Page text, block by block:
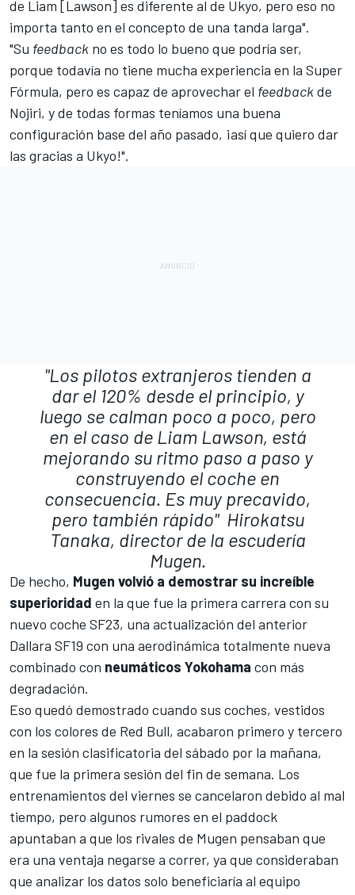
de Liam [Lawson] es diferente al de Ukyo, pero eso no
importa tanto en el concepto de una tanda larga".
"Su feedback no es todo lo bueno que podría ser,
porque todavía no tiene mucha experiencia en la Super
Fórmula, pero es capaz de aprovechar el feedbackde
Nojiri, y de todas formas teníamos una buena
configuración base del año pasado, ¡así que quiero dar
las gracias a Ukyo!".
"Los pilotos extranjeros tienden a
dar el 120% desde el principio, y
luego se calman poco a poco, pero
en el caso de Liam Lawson, está
mejorando su ritmo paso a paso y
construyendo el coche en
consecuencia. Es muy precavido,
pero también rápido"Hirokatsu
Tanaka, director de la escudería
Mugen.
De hecho, Mugen volvió a demostrar su increíble
superioridad en la que fue la primera carrera con su
nuevo coche SF23, una actualización del anterior
Dallara SF19 con una aerodinámica totalmente nueva
combinado con neumáticos Yokohama con más
degradación.
Eso quedó demostrado cuando sus coches, vestidos
con los colores de Red Bull, acabaron primero y tercero
en la sesión clasificatoria del sábado por la mañana,
que fue la primera sesión del fin de semana. Los
entrenamientos del viernes se cancelaron debido al mal
tiempo, pero algunos rumores en el paddock
apuntaban a que los rivales de Mugen pensaban que
era una ventaja negarse a correr, ya que consideraban
que analizar los datos solo beneficiaría al equipo